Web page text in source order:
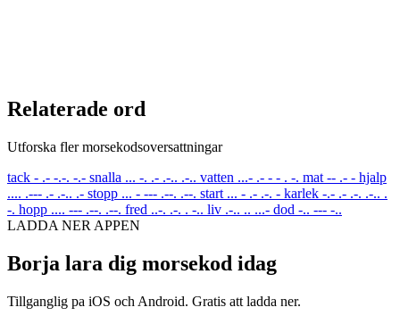
Relaterade ord
Utforska fler morsekodsoversattningar
tack - .- -.-. -.- snalla ... -. .- .-.. .-.. vatten ...- .- - - . -. mat -- .- - hjalp
.... .--- .- .-.. .- stopp ... - --- .--. .--. start ... - .- .-. - karlek -.- .- .-. .-.. .
-. hopp .... --- .--. .--. fred ..-. .-. . -.. liv .-.. .. ...- dod -.. --- -..
LADDA NER APPEN
Borja lara dig morsekod idag
Tillganglig pa iOS och Android. Gratis att ladda ner.